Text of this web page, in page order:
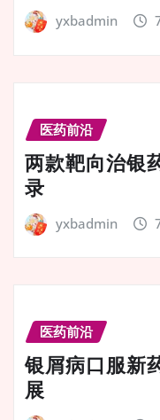
yxbadmin
医药前沿
两款靶向治银
录
yxbadmin
医药前沿
银屑病口服新
展